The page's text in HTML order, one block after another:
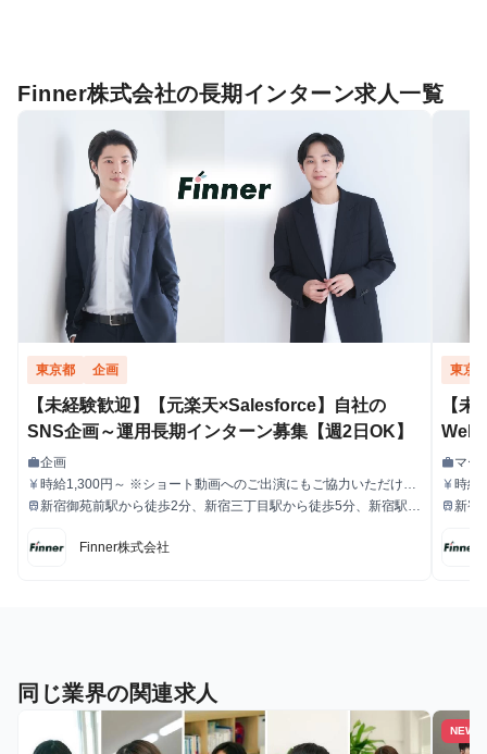
Finner株式会社の長期インターン求人一覧
東京都 企画
【未経験歓迎】【元楽天×Salesforce】自社の
SNS企画～運用長期インターン募集【週2日OK】
職種
work企画
給与
currency_yen 時給1,300円～ ※ショート動画へのご出演にもご協力いただける
方は時給アップのご相談をさせていただきます。
最寄駅
train 新宿御苑前駅から徒歩2分、新宿三丁目駅から徒歩5分、新宿駅か
Finner株式会社
東京
【
Web
集【
職種
workマー
給与
currency_yen 時給
最寄駅
train 新宿
同じ業界の関連求人
NEW